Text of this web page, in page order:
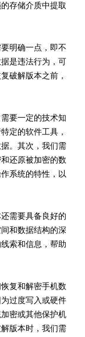
存储介质中提取
明确一点，即不
是违法行为，可
破解版本之前，
要一定的技术知
定的软件工具，
。其次，我们需
还原被加密的数
系统的特性，以
需要具备良好的
和数据结构的深
索和信息，帮助
复和解密手机数
过度写入或硬件
密或其他保护机
版本时，我们需